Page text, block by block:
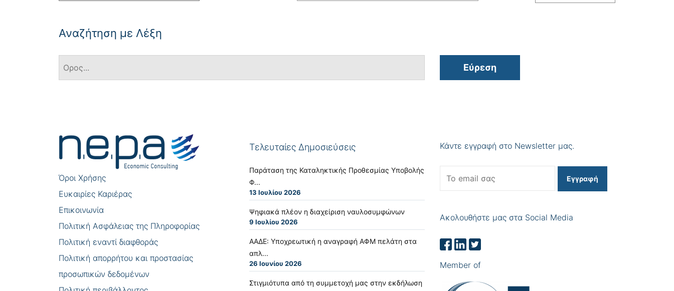
Αναζήτηση με Λέξη
Εύρεση
Όροι Χρήσης
Eυκαιρίες Καριέρας
Επικοινωνία
Πολιτική Ασφάλειας της Πληροφορίας
Πολιτική εναντί διαφθοράς
Πολιτική απορρήτου και προστασίας
προσωπικών δεδομένων
Τελευταίες Δημοσιεύσεις
Παράταση της Καταληκτικής Προθεσμίας Υποβολής
Φ...
13 Ιουλίου 2026
Ψηφιακά πλέον η διαχείριση ναυλοσυμφώνων
9 Ιουλίου 2026
ΑΑΔΕ: Υποχρεωτική η αναγραφή ΑΦΜ πελάτη στα
απλ...
26 Ιουνίου 2026
Στιγμιότυπα από τη συμμετοχή μας στην εκδήλωση
Κάντε εγγραφή στο Newsletter μας.
Εγγραφή
Ακολουθήστε μας στα Social Media
Member of